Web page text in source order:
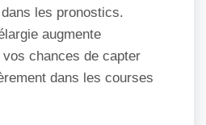
les pronostics.
augmente
chances de capter
dans les courses